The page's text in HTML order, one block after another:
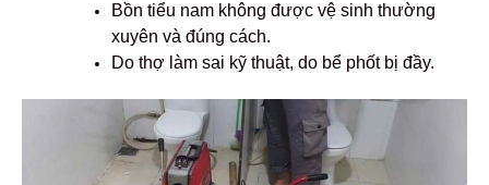
Bồn tiểu nam không được vệ sinh thường
xuyên và đúng cách.
Do thợ làm sai kỹ thuật, do bể phốt bị đầy.